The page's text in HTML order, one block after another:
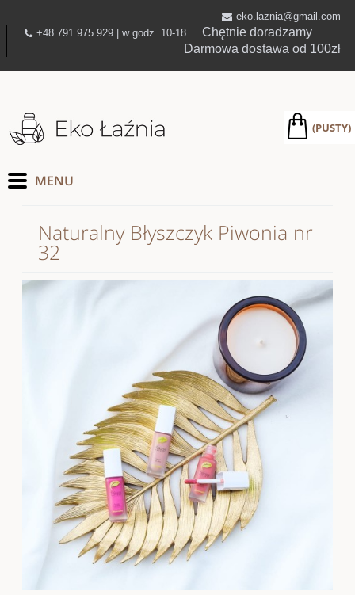
eko.laznia@gmail.com
+48 791 975 929 | w godz. 10-18 Chętnie doradzamy
Darmowa dostawa od 100zł
(PUSTY)
Naturalny Błyszczyk Piwonia nr
32